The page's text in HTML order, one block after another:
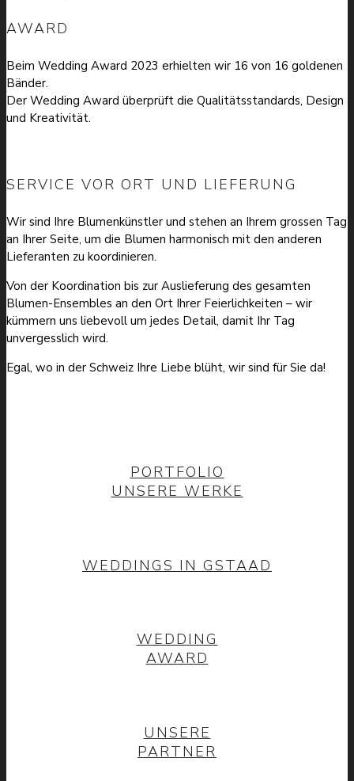
AWARD
Beim Wedding Award 2023 erhielten wir 16 von 16 goldenen
Bänder.
Der Wedding Award überprüft die Qualitätsstandards, Design
und Kreativität.
SERVICE VOR ORT UND LIEFERUNG
Wir sind Ihre Blumenkünstler und stehen an Ihrem grossen Tag
an Ihrer Seite, um die Blumen harmonisch mit den anderen
Lieferanten zu koordinieren.
Von der Koordination bis zur Auslieferung des gesamten
Blumen-Ensembles an den Ort Ihrer Feierlichkeiten – wir
kümmern uns liebevoll um jedes Detail, damit Ihr Tag
unvergesslich wird.
Egal, wo in der Schweiz Ihre Liebe blüht, wir sind für Sie da!
PORTFOLIO
UNSERE WERKE
WEDDINGS IN GSTAAD
WEDDING
AWARD
UNSERE
PARTNER